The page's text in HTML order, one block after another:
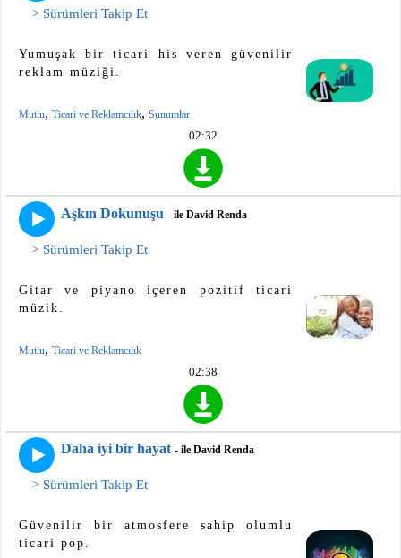
> Sürümleri Takip Et
Yumuşak bir ticari his veren güvenilir
reklam müziği.
Mutlu, Ticari ve Reklamcılık, Sunumlar
02:32
Aşkın Dokunuşu - ile David Renda
> Sürümleri Takip Et
Gitar ve piyano içeren pozitif ticari
müzik.
Mutlu, Ticari ve Reklamcılık
02:38
Daha iyi bir hayat - ile David Renda
> Sürümleri Takip Et
Güvenilir bir atmosfere sahip olumlu
ticari pop.